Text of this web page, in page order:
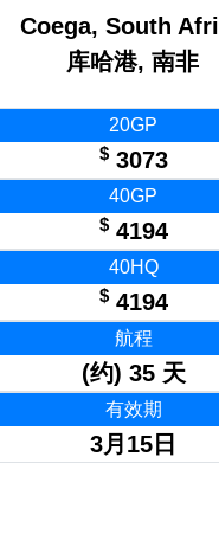
Coega, South
库哈港, 南非
20GP
$3073
40GP
$4194
40HQ
$4194
航程
(约) 35 天
有效期
3月15日